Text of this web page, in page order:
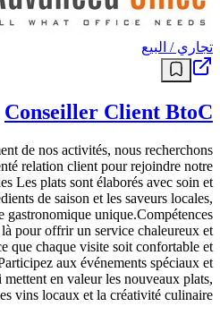
تجاري / البيع
Conseiller Client BtoC
de nos activités, nous recherchons
relation client pour rejoindre notre
Les plats sont élaborés avec soin et
de saison et les saveurs locales,
gastronomique unique.​Compétences
pour offrir un service chaleureux et
que chaque visite soit confortable et
aux événements spéciaux et
en valeur les nouveaux plats,
vins locaux et la créativité culinaire.